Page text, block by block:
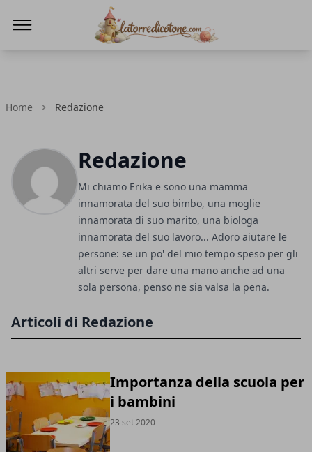
Home Redazione
Redazione
Mi chiamo Erika e sono una mamma
innamorata del suo bimbo, una moglie
innamorata di suo marito, una biologa
innamorata del suo lavoro... Adoro aiutare le
persone: se un po' del mio tempo speso per gli
altri serve per dare una mano anche ad una
sola persona, penso ne sia valsa la pena.
Articoli di Redazione
Importanza della scuola per
i bambini
23 set 2020